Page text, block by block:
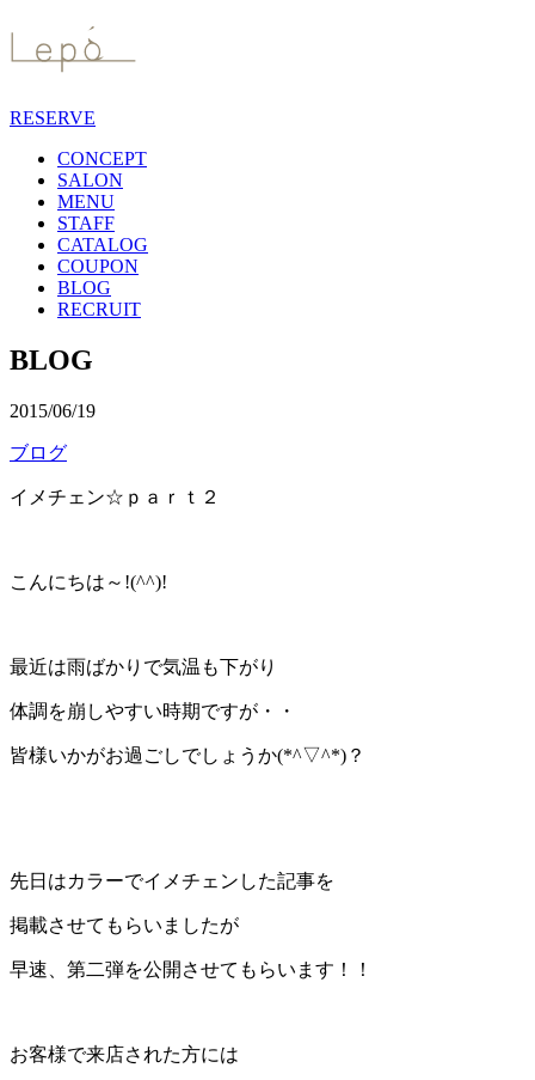
RESERVE
CONCEPT
SALON
MENU
STAFF
CATALOG
COUPON
BLOG
RECRUIT
BLOG
2015/06/19
ブログ
イメチェン☆ｐａｒｔ２
こんにちは～!(^^)!
最近は雨ばかりで気温も下がり
体調を崩しやすい時期ですが・・
皆様いかがお過ごしでしょうか(*^▽^*)？
先日はカラーでイメチェンした記事を
掲載させてもらいましたが
早速、第二弾を公開させてもらいます！！
お客様で来店された方には